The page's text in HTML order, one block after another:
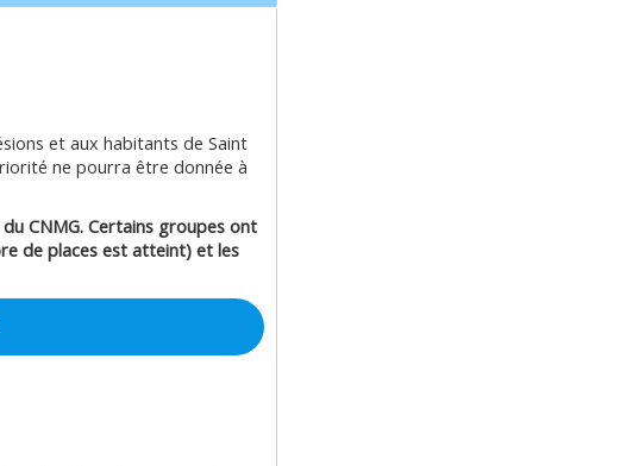
et aux habitants de Saint
ne pourra être donnée à
CNMG. Certains groupes ont
de places est atteint) et les